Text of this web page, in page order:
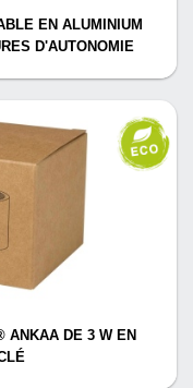
EN ALUMINIUM
D'AUTONOMIE
ANKAA DE 3 W EN